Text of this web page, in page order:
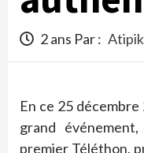
2 ans Par :
En ce 25
grand
premier Téléthon,